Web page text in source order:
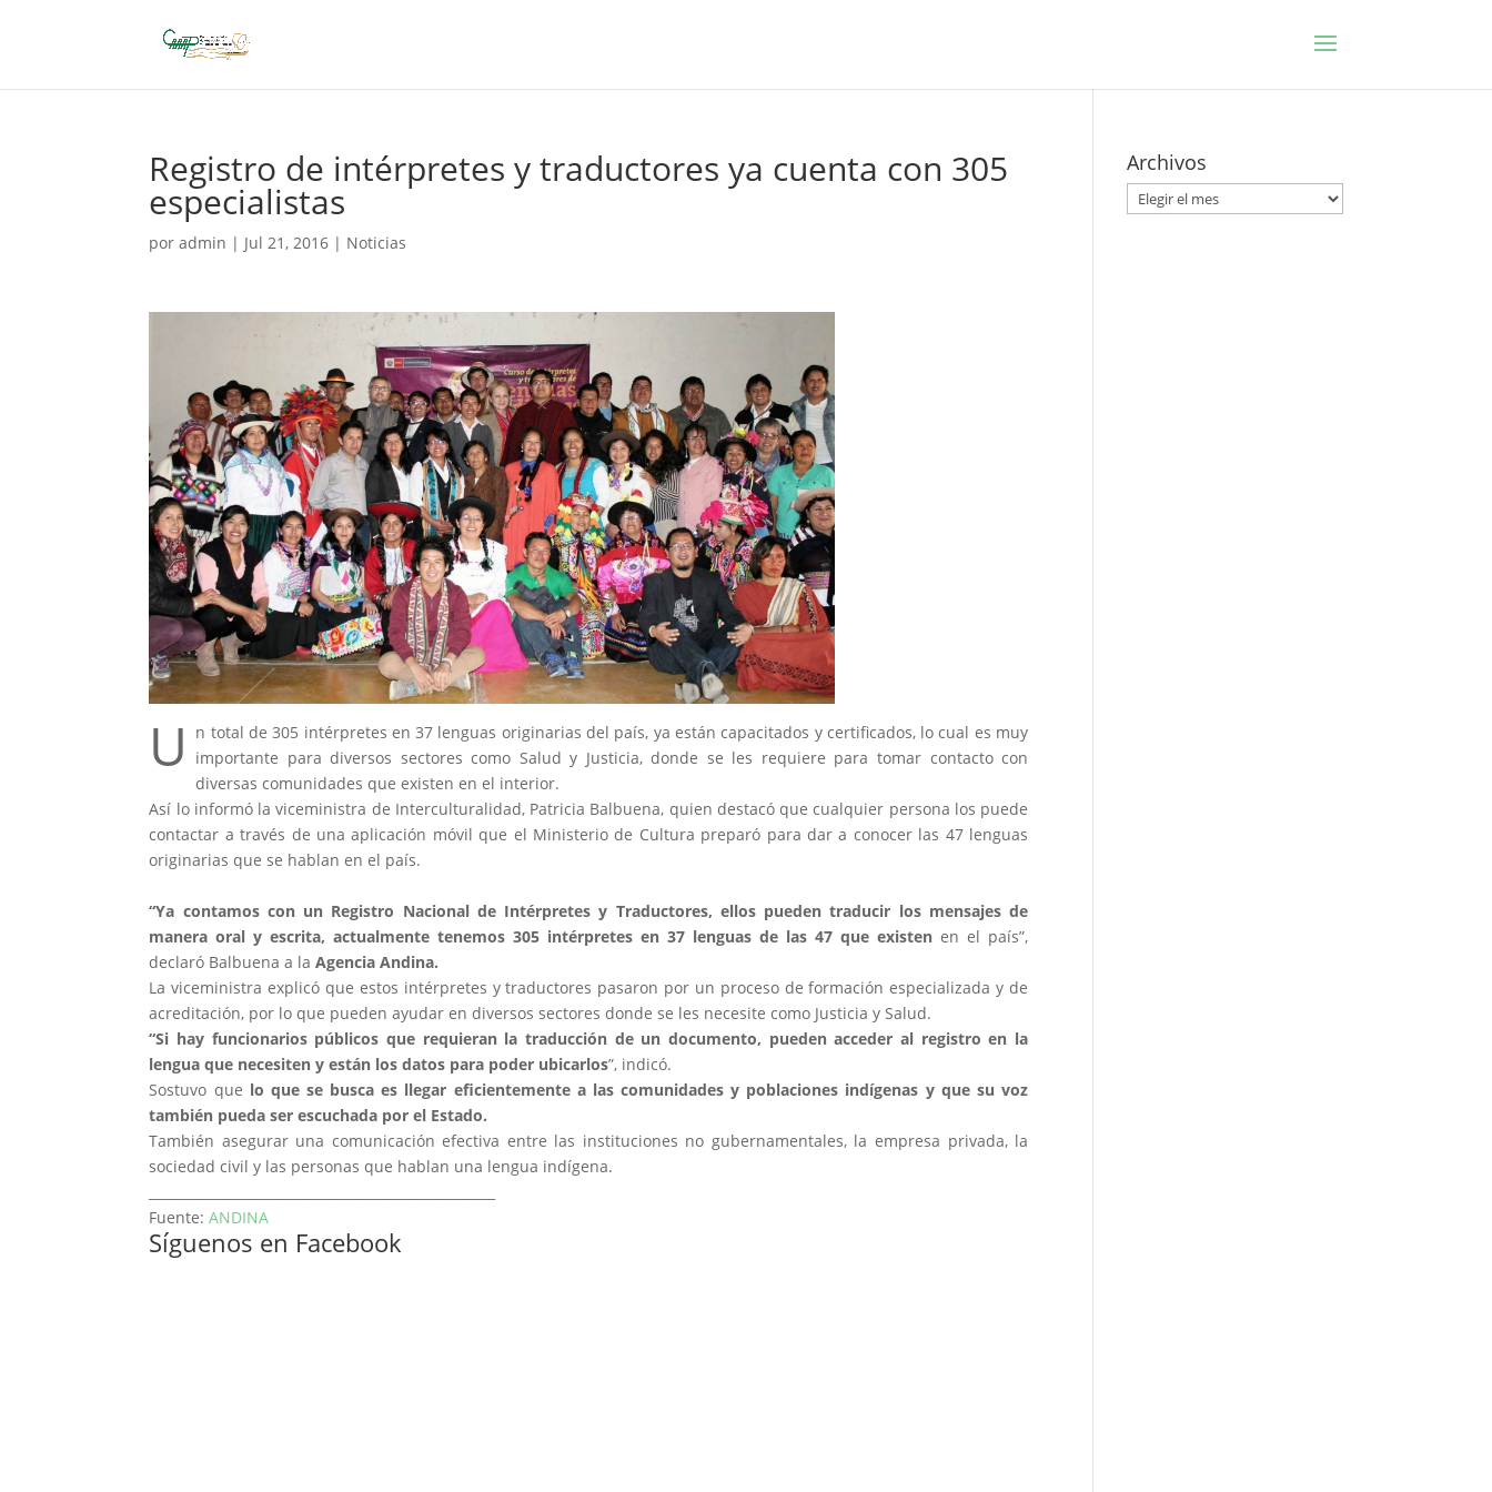
Registro de intérpretes y traductores ya cuenta con 305
especialistas
poradmin | Jul 21, 2016 | Noticias
U
n total de 305 intérpretes en 37 lenguas originarias del país, ya están capacitados y certificados, lo cual es muy
importante para diversos sectores como Salud y Justicia, donde se les requiere para tomar contacto con
diversas comunidades que existen en el interior.
Así lo informó la viceministra de Interculturalidad, Patricia Balbuena, quien destacó que cualquier persona los puede
contactar a través de una aplicación móvil que el Ministerio de Cultura preparó para dar a conocer las 47 lenguas
originarias que se hablan en el país.
“Ya contamos con un Registro Nacional de Intérpretes y Traductores, ellos pueden traducir los mensajes de
manera oral y escrita, actualmente tenemos 305 intérpretes en 37 lenguas de las 47 que existen en el país”,
declaró Balbuena a laAgencia Andina.
La viceministra explicó que estos intérpretes y traductores pasaron por un proceso de formación especializada y de
acreditación, por lo que pueden ayudar en diversos sectores donde se les necesite como Justicia y Salud.
“Si hay funcionarios públicos que requieran la traducción de un documento, pueden acceder al registro en la
lengua que necesiten y están los datos para poder ubicarlos”, indicó.
Sostuvo que lo que se busca es llegar eficientemente a las comunidades y poblaciones indígenas y que su voz
también pueda ser escuchada por el Estado.
También asegurar una comunicación efectiva entre las instituciones no gubernamentales, la empresa privada, la
sociedad civil y las personas que hablan una lengua indígena.
Fuente: ANDINA
Síguenos en Facebook
Archivos
Archivos